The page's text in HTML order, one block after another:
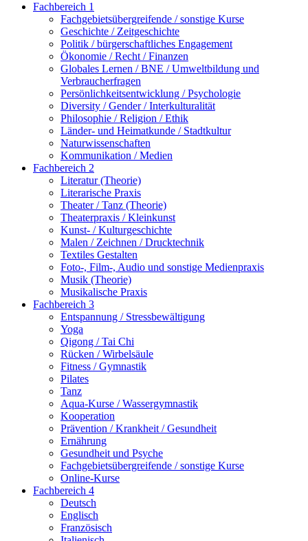
Fachbereich 1
Fachgebietsübergreifende / sonstige Kurse
Geschichte / Zeitgeschichte
Politik / bürgerschaftliches Engagement
Ökonomie / Recht / Finanzen
Globales Lernen / BNE / Umweltbildung und
Verbraucherfragen
Persönlichkeitsentwicklung / Psychologie
Diversity / Gender / Interkulturalität
Philosophie / Religion / Ethik
Länder- und Heimatkunde / Stadtkultur
Naturwissenschaften
Kommunikation / Medien
Fachbereich 2
Literatur (Theorie)
Literarische Praxis
Theater / Tanz (Theorie)
Theaterpraxis / Kleinkunst
Kunst- / Kulturgeschichte
Malen / Zeichnen / Drucktechnik
Textiles Gestalten
Foto-, Film-, Audio und sonstige Medienpraxis
Musik (Theorie)
Musikalische Praxis
Fachbereich 3
Entspannung / Stressbewältigung
Yoga
Qigong / Tai Chi
Rücken / Wirbelsäule
Fitness / Gymnastik
Pilates
Tanz
Aqua-Kurse / Wassergymnastik
Kooperation
Prävention / Krankheit / Gesundheit
Ernährung
Gesundheit und Psyche
Fachgebietsübergreifende / sonstige Kurse
Online-Kurse
Fachbereich 4
Deutsch
Englisch
Französisch